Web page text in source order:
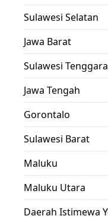
Sulawesi Selatan
Jawa Barat
Sulawesi Tenggara
Jawa Tengah
Gorontalo
Sulawesi Barat
Maluku
Maluku Utara
Daerah Istimewa